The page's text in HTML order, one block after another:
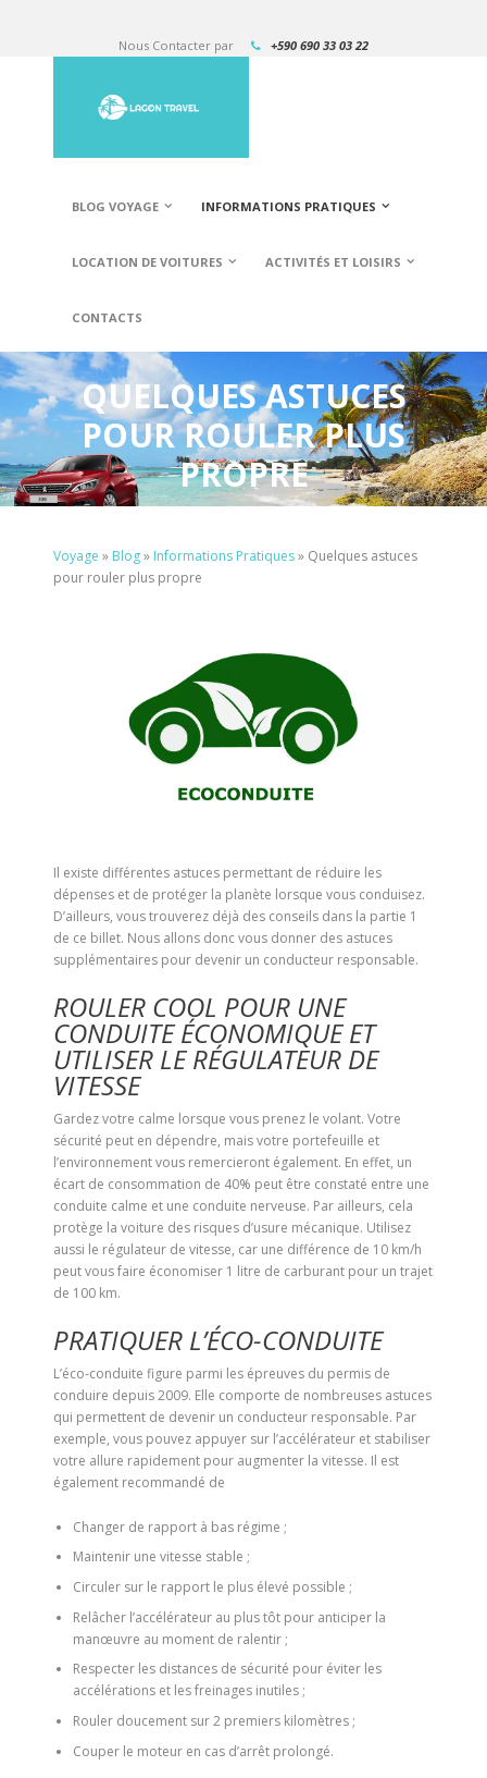
Nous Contacter par +590 690 33 03 22
BLOG VOYAGE INFORMATIONS PRATIQUES
LOCATION DE VOITURES ACTIVITÉS ET LOISIRS
CONTACTS
QUELQUES ASTUCES
POUR ROULER PLUS
PROPRE
Voyage » Blog» Informations Pratiques» Quelques astuces
pour rouler plus propre
Il existe différentes astuces permettant de réduire les
dépenses et de protéger la planète lorsque vous conduisez.
D’ailleurs, vous trouverez déjà des conseils dans la partie 1
de ce billet. Nous allons donc vous donner des astuces
supplémentaires pour devenir un conducteur responsable.
ROULER COOL POUR UNE
CONDUITE ÉCONOMIQUE ET
UTILISER LE RÉGULATEUR DE
VITESSE
Gardez votre calme lorsque vous prenez le volant. Votre
sécurité peut en dépendre, mais votre portefeuille et
l’environnement vous remercieront également. En effet, un
écart de consommation de 40% peut être constaté entre une
conduite calme et une conduite nerveuse. Par ailleurs, cela
protège la voiture des risques d’usure mécanique. Utilisez
aussi le régulateur de vitesse, car une différence de 10 km/h
peut vous faire économiser 1 litre de carburant pour un trajet
de 100 km.
PRATIQUER L’ÉCO-CONDUITE
L’éco-conduite figure parmi les épreuves du permis de
conduire depuis 2009. Elle comporte de nombreuses astuces
qui permettent de devenir un conducteur responsable. Par
exemple, vous pouvez appuyer sur l’accélérateur et stabiliser
votre allure rapidement pour augmenter la vitesse. Il est
également recommandé de
Changer de rapport à bas régime ;
Maintenir une vitesse stable ;
Circuler sur le rapport le plus élevé possible ;
Relâcher l’accélérateur au plus tôt pour anticiper la
manœuvre au moment de ralentir ;
Respecter les distances de sécurité pour éviter les
accélérations et les freinages inutiles ;
Rouler doucement sur 2 premiers kilomètres ;
Couper le moteur en cas d’arrêt prolongé.